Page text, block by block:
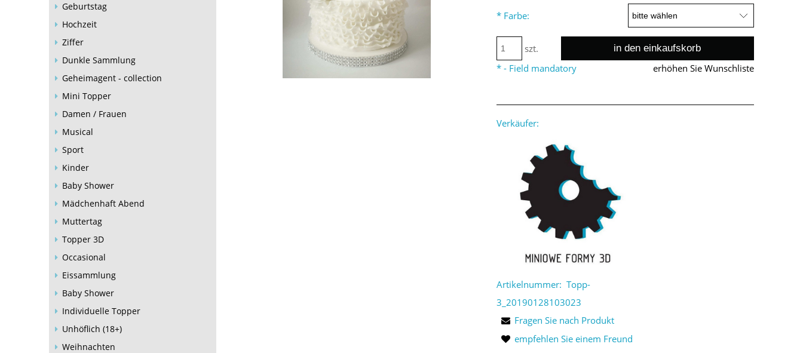
Geburtstag
Hochzeit
Ziffer
Dunkle Sammlung
Geheimagent - collection
Mini Topper
Damen / Frauen
Musical
Sport
Kinder
Baby Shower
Mädchenhaft Abend
Muttertag
Topper 3D
Occasional
Eissammlung
Baby Shower
Individuelle Topper
Unhöflich (18+)
Weihnachten
* Farbe:
szt.
in den einkaufskorb
erhöhen Sie Wunschliste
* - Field mandatory
Verkäufer:
Artikelnummer: Topp-
3_20190128103023
Fragen Sie nach Produkt
empfehlen Sie einem Freund